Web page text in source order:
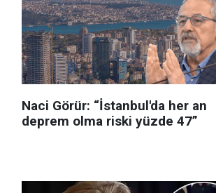
Naci Görür: “İstanbul'da her an
deprem olma riski yüzde 47”